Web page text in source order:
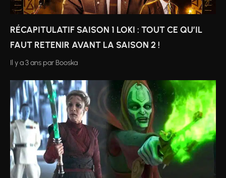
RÉCAPITULATIF SAISON 1 LOKI : TOUT CE QU’IL
FAUT RETENIR AVANT LA SAISON 2 !
Il y a 3 ans par Booska